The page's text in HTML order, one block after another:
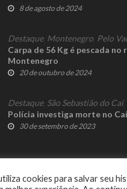
8 de agosto de 2024
Destaque, Montenegro Pelo
Carpa de 56 Kg é pescada no
Montenegro
20 de outubro de 2024
Destaque, São Sebastião do Caí,
Polícia investiga morte no Caí
30 de setembro de 2023
cookies para salvar seu